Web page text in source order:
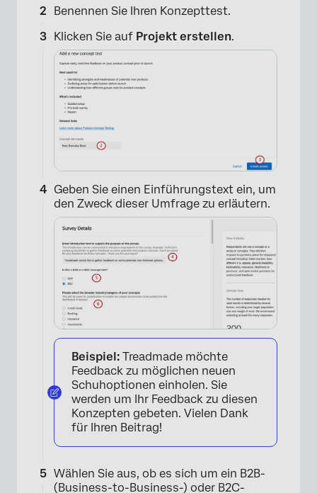
Benennen Sie Ihren Konzepttest.
Klicken Sie auf Projekt erstellen.
Geben Sie einen Einführungstext ein, um
den Zweck dieser Umfrage zu erläutern.
Beispiel: Treadmade möchte
Feedback zu möglichen neuen
Schuhoptionen einholen. Sie
werden um Ihr Feedback zu diesen
Konzepten gebeten. Vielen Dank
für Ihren Beitrag!
Wählen Sie aus, ob es sich um ein B2B-
(Business-to-Business-) oder B2C-